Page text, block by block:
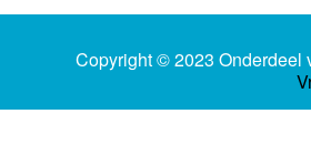
Copyright © 2023 Onderdeel